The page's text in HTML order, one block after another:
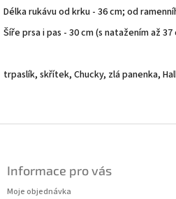
Délka rukávu od krku - 36 cm; od
Šíře prsa i pas - 30 cm (s natažením až 37
trpaslík, skřítek, Chucky, zlá panenka,
Informace pro vás
Moje objednávka